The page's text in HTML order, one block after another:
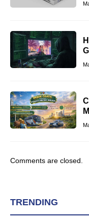
Comments are closed.
TRENDING